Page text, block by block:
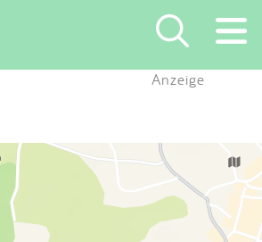
×
Eintragen
Anzeige